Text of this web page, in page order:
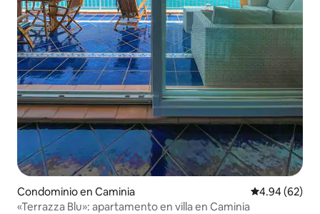
Condominio en Caminia Calificación
4.94 (62)
«Terrazza Blu»: apartamento en villa en Caminia